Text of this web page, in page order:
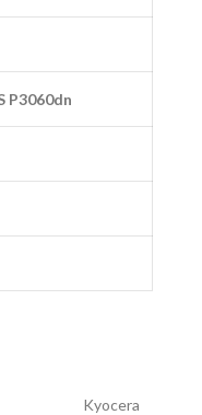
P3060dn
Kyocera